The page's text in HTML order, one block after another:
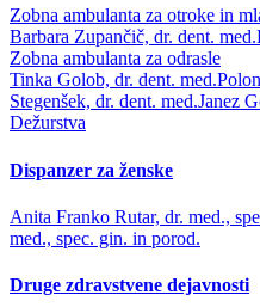
Zobna ambulanta za otroke in
Barbara Zupančič, dr. dent. med.
Zobna ambulanta za odrasle
Tinka Golob, dr. dent. med.
Stegenšek, dr. dent. med.Janez
Dežurstva
Dispanzer za ženske
Anita Franko Rutar, dr. med.,
med., spec. gin. in porod.
Druge zdravstvene dejavnosti